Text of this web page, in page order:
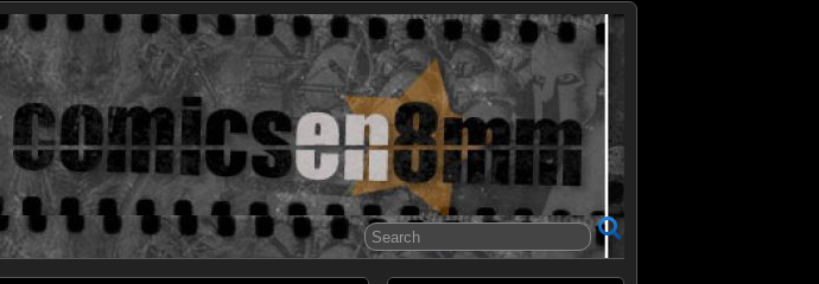
Comics en 8mm